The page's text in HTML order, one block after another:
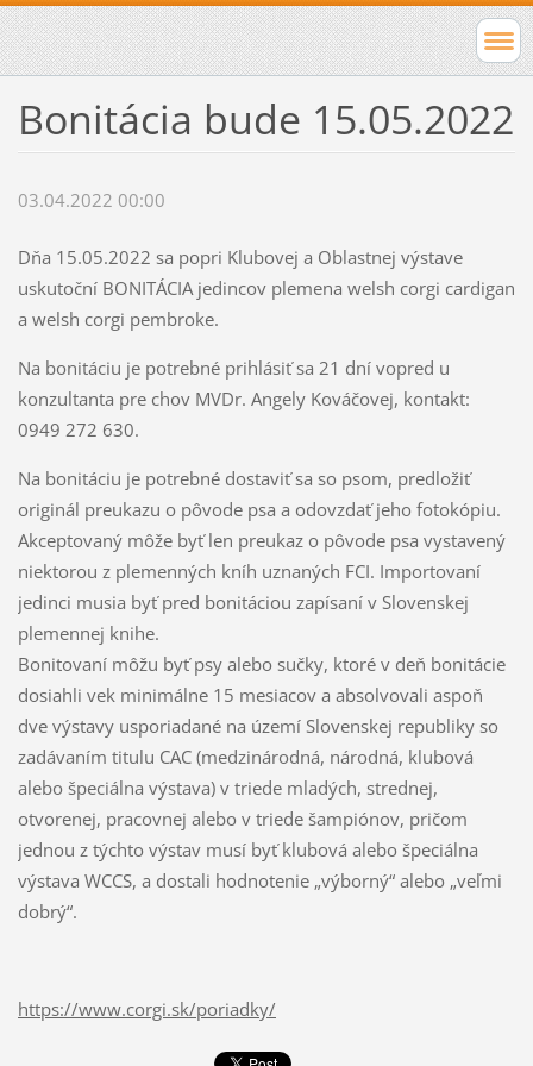
Bonitácia bude 15.05.2022
03.04.2022 00:00
Dňa 15.05.2022 sa popri Klubovej a Oblastnej výstave
uskutoční BONITÁCIA jedincov plemena welsh corgi cardigan
a welsh corgi pembroke.
Na bonitáciu je potrebné prihlásiť sa 21 dní vopred u
konzultanta pre chov MVDr. Angely Kováčovej, kontakt:
0949 272 630.
Na bonitáciu je potrebné dostaviť sa so psom, predložiť
originál preukazu o pôvode psa a odovzdať jeho fotokópiu.
Akceptovaný môže byť len preukaz o pôvode psa vystavený
niektorou z plemenných kníh uznaných FCI. Importovaní
jedinci musia byť pred bonitáciou zapísaní v Slovenskej
plemennej knihe.
Bonitovaní môžu byť psy alebo sučky, ktoré v deň bonitácie
dosiahli vek minimálne 15 mesiacov a absolvovali aspoň
dve výstavy usporiadané na území Slovenskej republiky so
zadávaním titulu CAC (medzinárodná, národná, klubová
alebo špeciálna výstava) v triede mladých, strednej,
otvorenej, pracovnej alebo v triede šampiónov, pričom
jednou z týchto výstav musí byť klubová alebo špeciálna
výstava WCCS, a dostali hodnotenie „výborný“ alebo „veľmi
dobrý“.
https://www.corgi.sk/poriadky/